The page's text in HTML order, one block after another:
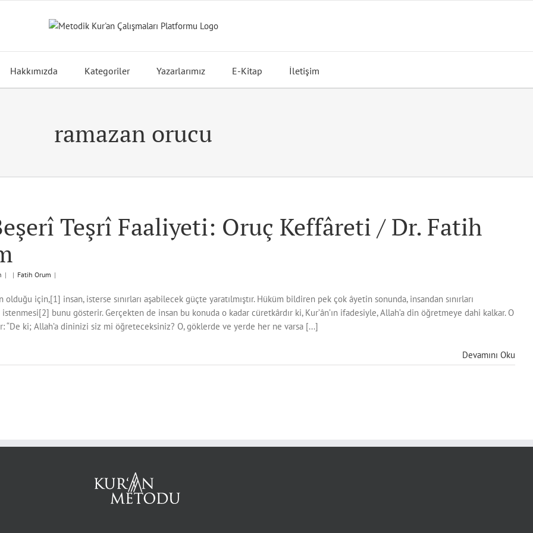
Hakkımızda Kategoriler Yazarlarımız E-Kitap İletişim
ramazan orucu
Teşrî Faaliyeti: Oruç Keffâreti / Dr. Fatih
| | Fatih Orum |
olduğu için,[1] insan, isterse sınırları aşabilecek güçte yaratılmıştır. Hüküm bildiren pek çok âyetin sonunda, insandan sınırları
istenmesi[2] bunu gösterir. Gerçekten de insan bu konuda o kadar cüretkârdır ki, Kur’ân’ın ifadesiyle, Allah’a din öğretmeye dahi kalkar. O
“De ki; Allah’a dininizi siz mi öğreteceksiniz? O, göklerde ve yerde her ne varsa [...]
Devamını Oku